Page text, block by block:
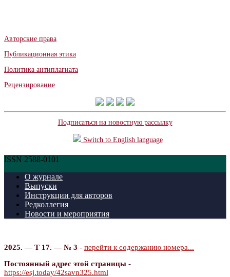
Авторские права
Публикационная этика
Политика антиплагиата
Рецензирование
Подписаться на новостную рассылку
Switch to English language
ISSN 2588-0101
О журнале
Выпуски
Инструкции для авторов
Редколлегия
Новости и мероприятия
2025. — Т 17. — № 3 - перейти к содержанию номера...
Постоянный адрес этой страницы -
https://esj.today/42savn325.html